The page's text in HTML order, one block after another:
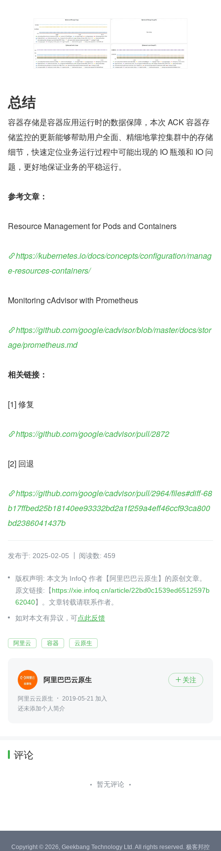
总结
容器存储是容器应用运行时的数据保障，本次 ACK 容器存
储监控的更新能够帮助用户全面、精细地掌控集群中的存储
细节，快速定位业务运行过程中可能出现的 IO 瓶颈和 IO 问
题，更好地保证业务的平稳运行。
参考文章：
Resource Management for Pods and Containers
https://kubernetes.io/docs/concepts/configuration/manag
e-resources-containers/
Monitoring cAdvisor with Prometheus
https://github.com/google/cadvisor/blob/master/docs/stor
age/prometheus.md
相关链接：
[1] 修复
https://github.com/google/cadvisor/pull/2872
[2] 回退
https://github.com/google/cadvisor/pull/2964/files#diff-68
b17ffbed25b18140ee93332bd2a1f259a4eff46ccf93ca800
bd2386041437b
发布于: 2025-02-05 阅读数: 459
版权声明: 本文为 InfoQ 作者【阿里巴巴云原生】的原创文章。
原文链接:【https://xie.infoq.cn/article/22bd0c1539ed6512597b
62040】。文章转载请联系作者。
如对本文有异议，可点此反馈
阿里云 容器 云原生
阿里巴巴云原生  关注
阿里云云原生
2019-05-21 加入
还未添加个人简介
评论
暂无评论
Copyright © 2026, Geekbang Technology Ltd. All rights reserved. 极客邦控